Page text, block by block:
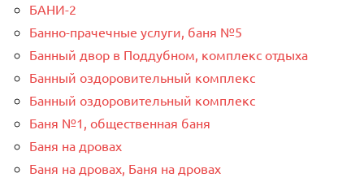
БАНИ-2
Банно-прачечные услуги, баня №5
Банный двор в Поддубном, комплекс отдыха
Банный оздоровительный комплекс
Банный оздоровительный комплекс
Баня №1, общественная баня
Баня на дровах
Баня на дровах, Баня на дровах